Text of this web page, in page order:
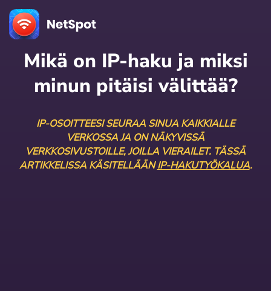
Mikä on IP-haku ja miksi
minun pitäisi välittää?
IP-OSOITTEESI SEURAA SINUA KAIKKIALLE
VERKOSSA JA ON NÄKYVISSÄ
VERKKOSIVUSTOILLE, JOILLA VIERAILET. TÄSSÄ
ARTIKKELISSA KÄSITELLÄÄNIP-HAKUTYÖKALUA.